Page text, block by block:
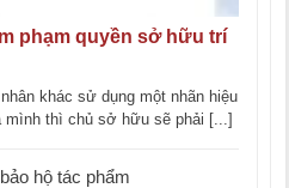
phạm quyền sở hữu trí
khác sử dụng một nhãn hiệu
thì chủ sở hữu sẽ phải [...]
hộ tác phẩm